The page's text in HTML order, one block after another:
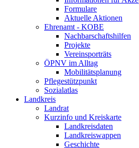
Formulare
Aktuelle Aktionen
Ehrenamt - KOBE
Nachbarschaftshilfen
Projekte
Vereinsporträts
ÖPNV im Alltag
Mobilitätsplanung
Pflegestützpunkt
Sozialatlas
Landkreis
Landrat
Kurzinfo und Kreiskarte
Landkreisdaten
Landkreiswappen
Geschichte